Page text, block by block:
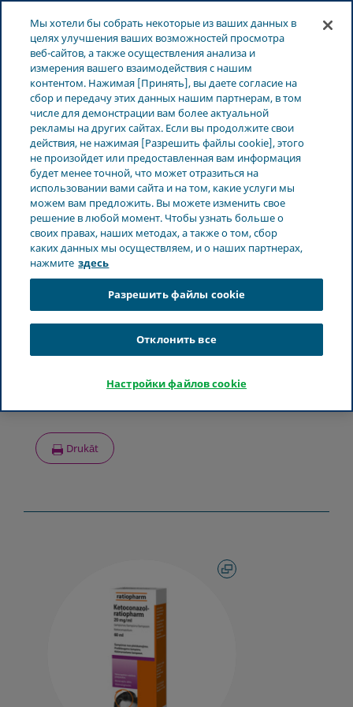
Меню
ЛАТВИЯ
Latvia Продукты
Кетоконазол-ратиофарм 20 мг/мл,
шампунь 60 мл
Кетоконазол-ратиофарм
20 мг/мл, шампунь 60 мл
ПРОТИВОГРИБКОВЫЕ СРЕДСТВА
Терапевтическая область
Противогрибковые средства
Активный ингредиент
Drukāt
Мы хотели бы собрать некоторые из ваших данных в
целях улучшения ваших возможностей просмотра
веб-сайтов, а также осуществления анализа и
измерения вашего взаимодействия с нашим
контентом. Нажимая [Принять], вы даете согласие на
сбор и передачу этих данных нашим партнерам, в том
числе для демонстрации вам более актуальной
рекламы на других сайтах. Если вы продолжите свои
действия, не нажимая [Разрешить файлы cookie], этого
не произойдет или предоставленная вам информация
будет менее точной, что может отразиться на
использовании вами сайта и на том, какие услуги мы
можем вам предложить. Вы можете изменить свое
решение в любой момент. Чтобы узнать больше о
своих правах, наших методах, а также о том, сбор
каких данных мы осуществляем, и о наших партнерах,
нажмите здесь
Разрешить файлы cookie
Отклонить все
Настройки файлов cookie